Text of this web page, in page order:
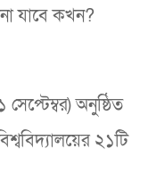
যাবে কখন?
অনুষ্ঠিত
২১টি